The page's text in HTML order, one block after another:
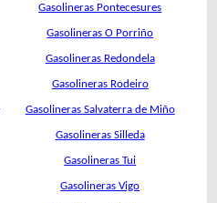
Gasolineras Pontecesures
Gasolineras O Porriño
Gasolineras Redondela
Gasolineras Rodeiro
Gasolineras Salvaterra de Miño
Gasolineras Silleda
Gasolineras Tui
Gasolineras Vigo